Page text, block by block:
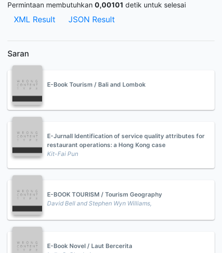
Permintaan membutuhkan 0,00101 detik untuk selesai
XML Result JSON Result
Saran
E-Book Tourism / Bali and Lombok
E-Jurnall Identification of service quality attributes for
restaurant operations: a Hong Kong case
Kit-Fai Pun
E-BOOK TOURISM / Tourism Geography
David Bell and Stephen Wyn Williams,
E-Book Novel / Laut Bercerita